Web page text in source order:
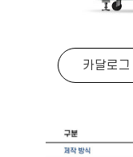
카달로그